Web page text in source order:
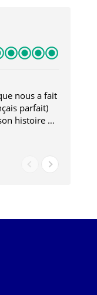
nous a fait
parfait)
histoire et
lieux
séjour
une guide